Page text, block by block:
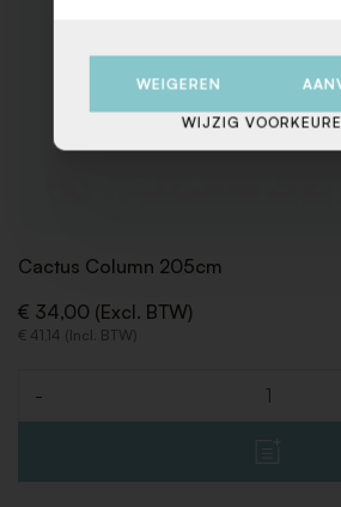
Cactus Column 205cm
€ 34,00 (Excl. BTW)
€ 41,14 (Incl. BTW)
-
WEIGEREN
WIJZIG